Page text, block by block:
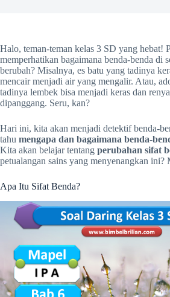
Halo, teman-teman kelas 3 SD yang hebat!
memperhatikan bagaimana benda-benda di
berubah? Misalnya, es batu yang tadinya
mencair menjadi air yang mengalir. Atau,
tadinya lembek bisa menjadi keras dan
dipanggang. Seru, kan?
Hari ini, kita akan menjadi detektif benda-
tahu mengapa dan bagaimana benda-
Kita akan belajar tentang perubahan sifat
petualangan sains yang menyenangkan
Apa Itu Sifat Benda?